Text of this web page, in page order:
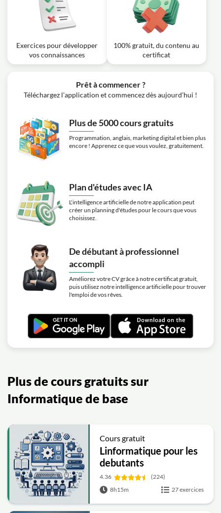
Exercices pour développer
vos connaissances
100% gratuit, du contenu au
certificat
Prêt à commencer ?
Téléchargez l’application et commencez dès aujourd’hui !
Plus de 5000 cours gratuits
Programmation, anglais, marketing digital et bien plus
encore ! Apprenez ce que vous voulez, gratuitement.
Plan d'études avec IA
L'intelligence artificielle de notre application peut
créer un planning d'études pour le cours que vous
choisissez.
De débutant à professionnel
accompli
Améliorez votre CV grâce à notre certificat gratuit,
puis utilisez notre intelligence artificielle pour trouver
l'emploi de vos rêves.
Plus de cours gratuits sur
Informatique de base
Cours gratuit
Linformatique pour les
debutants
4.36
(224)
8h15m
27 exercices